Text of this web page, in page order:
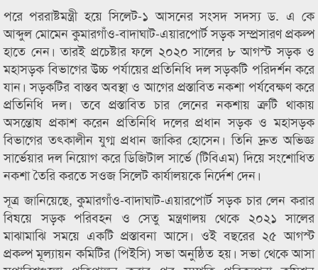
পরে পররাষ্টমন্ত্রী হয়ে সিলেট-১ আসনের সংসদ সদস্য ড. এ কে
আব্দুল মোমেন কুমারগাঁও-বাদাঘাট-এয়ারপোর্ট সড়ক সম্প্রসারণ প্রকল্প
হাতে নেন। তারই প্রচেষ্টার ফলে ২০২০ সালের ৮ আগস্ট সড়ক ও
মহাসড়ক বিভাগের উচ্চ পর্যায়ের প্রতিনিধি দল সড়কটি পরিদর্শন করে
যান। সড়কটির বাস্তব অবস্থা ও আগের প্রস্তাবিত নকশা পর্যবেক্ষণ করে
প্রতিনিধি দল। তবে প্রস্তাবিত চার লেনের নকশায় ত্রুটি থাকায়
অসন্তোষ প্রকাশ করেন প্রতিনিধি দলের প্রধান সড়ক ও মহাসড়ক
বিভাগের তৎকালীন যুগ্ম প্রধান জাকির হোসেন। তিনি দ্রুত অভিজ্ঞ
সার্ভেয়ার দল নিয়োগ করে ডিজিটাল সার্ভে (টিবিএম) দিয়ে সংশোধিত
নকশা তৈরি করতে সওজ সিলেট কার্যালয়কে নির্দেশ দেন।
সূত্র জানিয়েছে, কুমারগাঁও-বাদাঘাট-এয়ারপোর্ট সড়ক চার লেন করার
বিষয়ে সড়ক পরিবহন ও সেতু মন্ত্রণালয় থেকে ২০২১ সালের
মাঝামাঝি সময়ে একটি প্রস্তাবনা আসে। ওই বছরের ২৫ আগস্ট
প্রকল্প মূল্যায়ন কমিটির (পিইসি) সভা অনুষ্ঠিত হয়। সভা থেকে আসা